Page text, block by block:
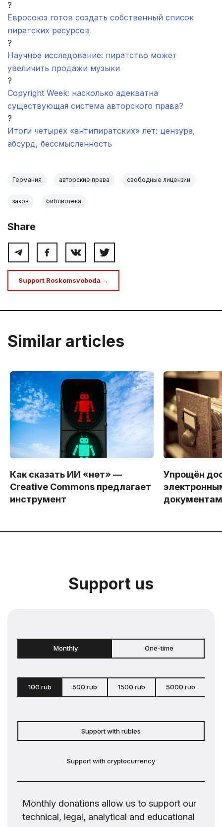
?
Евросоюз готов создать собственный список
пиратских ресурсов
?
Научное исследование: пиратство может
увеличить продажи музыки
?
Copyright Week: насколько адекватна
существующая система авторского права?
?
Итоги четырёх «антипиратских» лет: цензура,
абсурд, бессмысленность
Германия авторские права свободные лицензии
закон библиотека
Share
Support Roskomsvoboda →
Similar articles
Как сказать ИИ «нет» —
Creative Commons предлагает
инструмент
Упрощён
Support us
Monthly One-time
100 rub 500 rub 1500 rub 5000 rub
Support with rubles
Support with cryptocurrency
Monthly donations allow us to support our
technical, legal, analytical and educational